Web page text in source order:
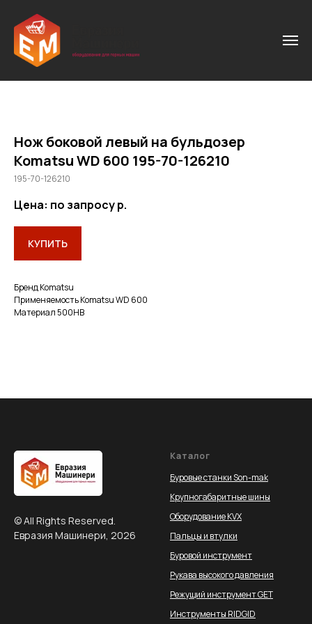
Нож боковой левый на бульдозер
Komatsu WD 600 195-70-126210
195-70-126210
Цена: по запросур.
КУПИТЬ
Бренд Кomatsu
Применяемость Komatsu WD 600
Материал 500HB
© All Rights Reserved.
Евразия Машинери, 2026
Каталог
Буровые станки Son-mak
Крупногабаритные шины
Оборудование KVX
Пальцы и втулки
Буровой инструмент
Рукава высокого давления
Режущий инструмент GET
Инструменты RIDGID